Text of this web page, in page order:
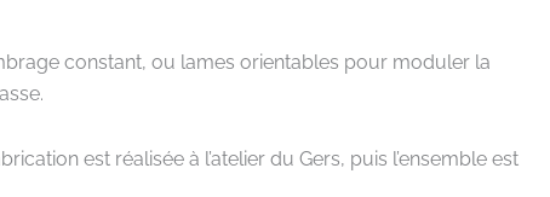
constant, ou lames orientables pour moduler la
est réalisée à l’atelier du Gers, puis l’ensemble est